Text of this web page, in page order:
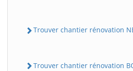
Trouver chantier rénovation
Trouver chantier rénovation